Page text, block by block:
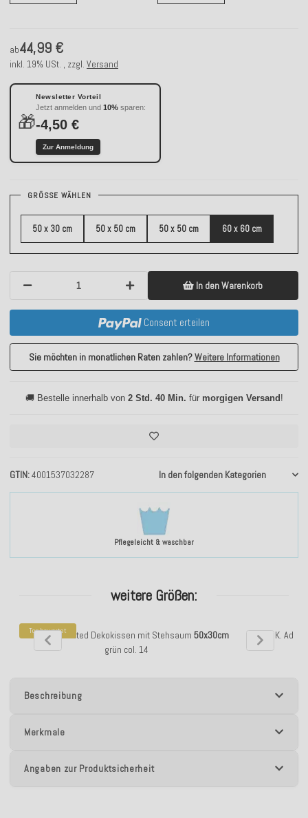
Pflegeleicht & waschbar
GTIN 4001537032287 In den folgenden Kategorien
ab44,99 €
inkl. 19% USt. , zzgl. Versand
🎁
Newsletter Vorteil
Jetzt anmelden und 10% sparen:
-4,50 €
Zur Anmeldung
GRÖSSE WÄHLEN
50 x 30 cm 50 x 50 cm 50 x 50 cm 60 x 60 cm
In den Warenkorb
Consent erteilen
Sie möchten in monatlichen Raten zahlen?Weitere Informationen
🚚 Bestelle innerhalb von 2 Std. 40 Min. für morgigen Versand !
weitere Größen:
Top bewertet
H.O.C.K. Addicted Dekokissen mit Stehsaum 50x30cm
grün col. 14
H.O.C.K.
Beschreibung
Merkmale
Angaben zur Produktsicherheit